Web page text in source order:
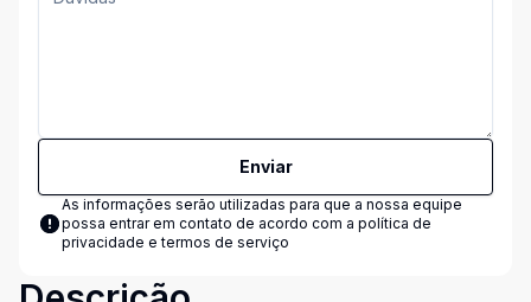
Enviar
As informações serão utilizadas para que a nossa equipe
possa entrar em contato de acordo com a política de
privacidade e termos de serviço